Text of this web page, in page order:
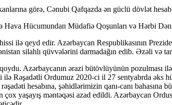
görə, Cənubi Qafqazda ən güclü dövlət
Hücumundan Müdafiə Qoşunları və Hərbi
ilə qeyd edir. Azərbaycan Respublikasının
silahlı qüvvələrini darmadağın edib. Əzəli və
Azərbaycanın ərazi bütövlüyünün pozulması
Rəşadətli Ordumuz 2020-ci il 27 sentyabrda əks
hesabına, şəhidlərimizin qanı-canı
yaşayış məntəqəsi azad edildi. Azərbaycan